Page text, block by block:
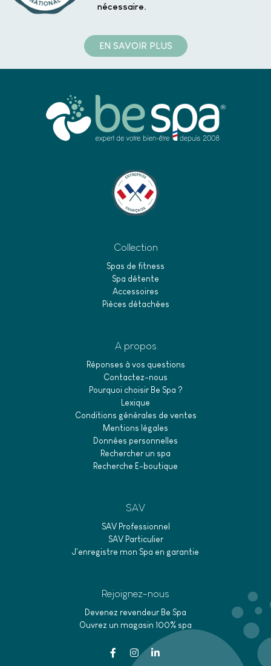
nécessaire.
EN SAVOIR PLUS
Collection
Spas de fitness
Spa détente
Accessoires
Pièces détachées
A propos
Réponses à vos questions
Contactez-nous
Pourquoi choisir Be Spa ?
Lexique
Conditions générales de ventes
Mentions légales
Données personnelles
Rechercher un spa
Recherche E-boutique
SAV
SAV Professionnel
SAV Particulier
J'enregistre mon Spa en garantie
Rejoignez-nous
Devenez revendeur Be Spa
Ouvrez un magasin 100% spa